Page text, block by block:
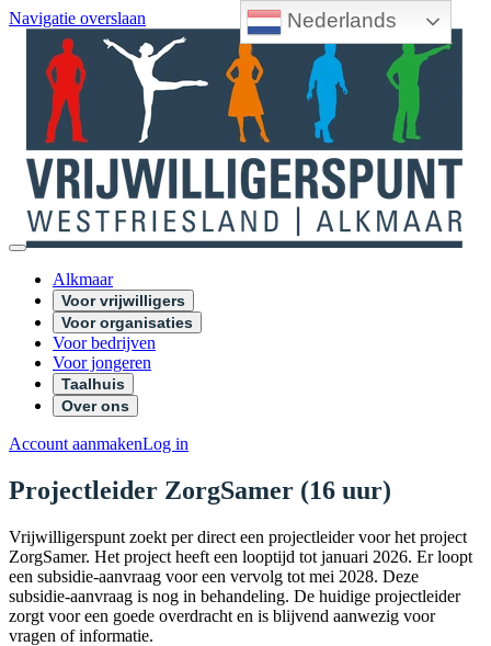
Nederlands
Navigatie overslaan
Alkmaar
Voor vrijwilligers
Voor organisaties
Voor bedrijven
Voor jongeren
Taalhuis
Over ons
Account aanmakenLog in
Projectleider ZorgSamer (16 uur)
Vrijwilligerspunt zoekt per direct een projectleider voor het project
ZorgSamer. Het project heeft een looptijd tot januari 2026. Er loopt
een subsidie-aanvraag voor een vervolg tot mei 2028. Deze
subsidie-aanvraag is nog in behandeling. De huidige projectleider
zorgt voor een goede overdracht en is blijvend aanwezig voor
vragen of informatie.